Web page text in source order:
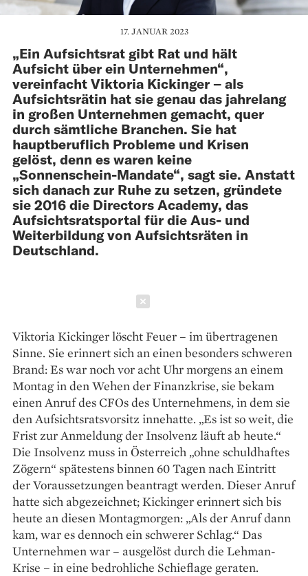
17. JANUAR 2023
„Ein Aufsichtsrat gibt Rat und hält
Aufsicht über ein Unternehmen“,
vereinfacht Viktoria Kickinger – als
Aufsichtsrätin hat sie genau das jahrelang
in großen Unternehmen gemacht, quer
durch sämtliche Branchen. Sie hat
hauptberuflich Probleme und Krisen
gelöst, denn es waren keine
„Sonnenschein-Mandate“, sagt sie. Anstatt
sich danach zur Ruhe zu setzen, gründete
sie 2016 die Directors Academy, das
Aufsichtsratsportal für die Aus- und
Weiterbildung von Aufsichtsräten in
Deutschland.
Viktoria Kickinger löscht Feuer – im übertragenen
Sinne. Sie erinnert sich an einen besonders schweren
Brand: Es war noch vor acht Uhr morgens an einem
Montag in den Wehen der Finanzkrise, sie bekam
einen Anruf des CFOs des Unternehmens, in dem sie
den Aufsichtsratsvorsitz innehatte. „Es ist so weit, die
Frist zur Anmeldung der Insolvenz läuft ab heute.“
Die Insolvenz muss in Österreich „ohne schuldhaftes
Zögern“ spätestens binnen 60 Tagen nach Eintritt
der Voraussetzungen beantragt werden. Dieser Anruf
hatte sich abgezeichnet; Kickinger erinnert sich bis
heute an diesen Montagmorgen: „Als der Anruf dann
kam, war es dennoch ein schwerer Schlag.“ Das
Unternehmen war – ausgelöst durch die Lehman-
Krise – in eine bedrohliche Schieflage geraten.